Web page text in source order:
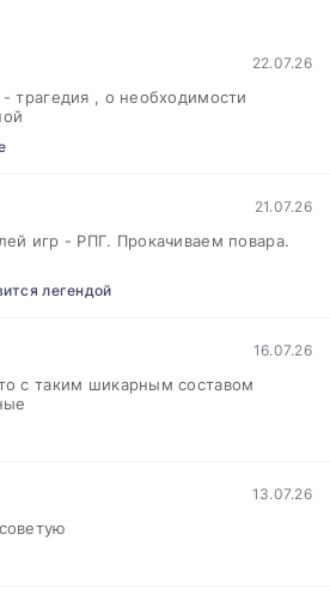
22.07.26
трагедия , о необходимости
21.07.26
игр - РПГ. Прокачиваем повара.
легендой
16.07.26
с таким шикарным составом
13.07.26